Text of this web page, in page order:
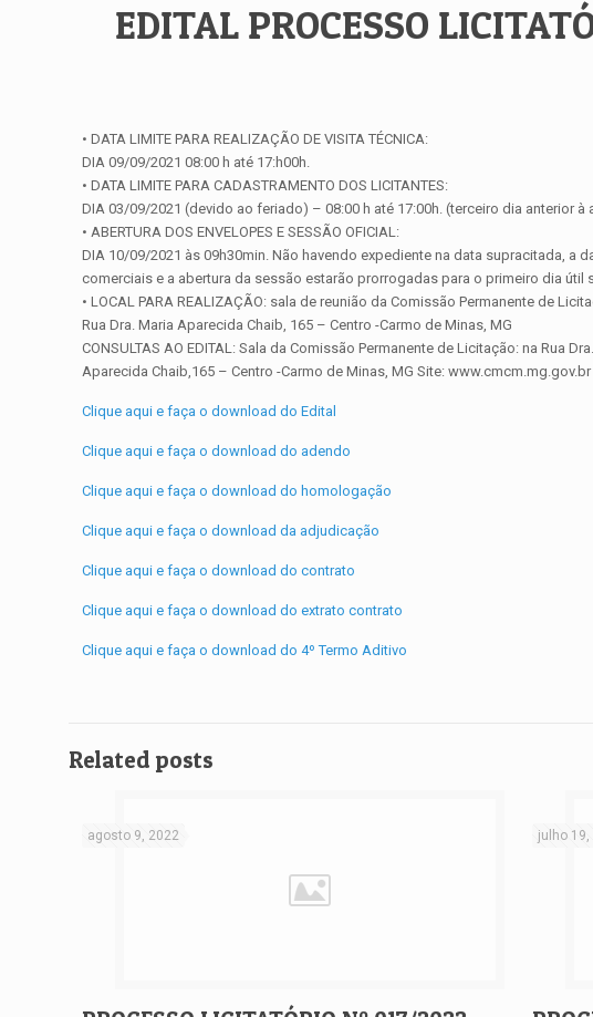
EDITAL PROCESSO
• DATA LIMITE PARA REALIZAÇÃO DE VISITA TÉCNICA:
DIA 09/09/2021 08:00 h até 17:h00h.
• DATA LIMITE PARA CADASTRAMENTO DOS LICITANTES:
DIA 03/09/2021 (devido ao feriado) – 08:00 h até 17:00h. (terceiro dia anterior à
• ABERTURA DOS ENVELOPES E SESSÃO OFICIAL:
DIA 10/09/2021 às 09h30min. Não havendo expediente na data supracitada, a
comerciais e a abertura da sessão estarão prorrogadas para o primeiro dia útil
• LOCAL PARA REALIZAÇÃO: sala de reunião da Comissão Permanente de
Rua Dra. Maria Aparecida Chaib, 165 – Centro -Carmo de Minas, MG
CONSULTAS AO EDITAL: Sala da Comissão Permanente de Licitação: na Rua
Aparecida Chaib,165 – Centro -Carmo de Minas, MG Site: www.cmcm.mg.gov.br
Clique aqui e faça o download do Edital
Clique aqui e faça o download do adendo
Clique aqui e faça o download do homologação
Clique aqui e faça o download da adjudicação
Clique aqui e faça o download do contrato
Clique aqui e faça o download do extrato contrato
Clique aqui e faça o download do 4º Termo Aditivo
Related posts
agosto 9, 2022 julho 19,